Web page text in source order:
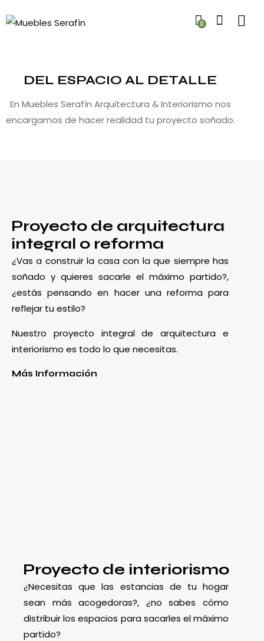
0
DEL ESPACIO AL DETALLE
En Muebles Serafín Arquitectura & Interiorismo nos
encargamos de hacer realidad tu proyecto soñado.
Proyecto de arquitectura
integral o reforma
¿Vas a construir la casa con la que siempre has
soñado y quieres sacarle el máximo partido?,
¿estás pensando en hacer una reforma para
reflejar tu estilo?
Nuestro proyecto integral de arquitectura e
interiorismo es todo lo que necesitas.
Más Información
Proyecto de interiorismo
¿Necesitas que las estancias de tu hogar
sean más acogedoras?, ¿no sabes cómo
distribuir los espacios para sacarles el máximo
partido?